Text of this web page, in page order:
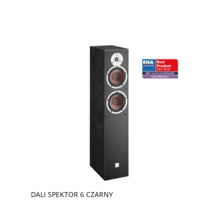
DALI SPEKTOR 6 CZARNY